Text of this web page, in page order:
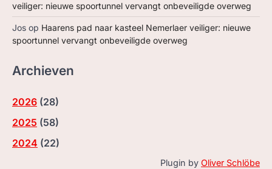
veiliger: nieuwe spoortunnel vervangt onbeveiligde overweg
Jos op Haarens pad naar kasteel Nemerlaer veiliger: nieuwe
spoortunnel vervangt onbeveiligde overweg
Archieven
2026 (28)
2025 (58)
2024 (22)
Plugin by Oliver Schlöbe